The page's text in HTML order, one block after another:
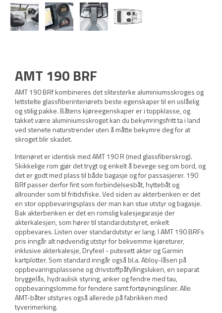
AMT 190 BRF
AMT 190 BRf kombineres det slitesterke aluminiumsskroges og
lettstelte glassfiberinteriørets beste egenskaper til en uslåelig
og stilig pakke. Båtens kjøreegenskaper er i toppklasse, og
takket være aluminiumsskroget kan du bekymringsfritt ta i land
ved stenete naturstrender uten å måtte bekymre deg for at
skroget blir skadet.
Interiøret er identisk med AMT 190 R (med glassfiberskrog).
Skikkelige rom gjør det trygt og enkelt å bevege seg om bord, og
det er godt med plass til både bagasje og for passasjerer. 190
BRf passer derfor fint som forbindelsesbåt, hyttebåt og
allrounder som til fritidsfiske. Ved siden av akterbenken er det
en stor oppbevaringsplass der man kan stue utstyr og bagasje.
Bak akterbenken er det en romslig kalesjegarasje der
akterkalesjen, som hører til standardutstyret, enkelt
oppbevares. Listen over standardutstyr er lang. I AMT 190 BRFs
pris inngår alt nødvendig utstyr for bekvemme kjøreturer,
inklusive akterkalesje, Dryfeel - putesett akter og Garmin
kartplotter. Som standard inngår også bl.a. Abloy-låsen på
oppbevaringsplassene og drivstoffpåfyllingsluken, en separat
bryggelås, hydraulisk styring, anker og fendre med tau,
oppbevaringslomme for fendere samt fortøyningsliner. Alle
AMT-båter utstyres også allerede på fabrikken med
tyverimerking.